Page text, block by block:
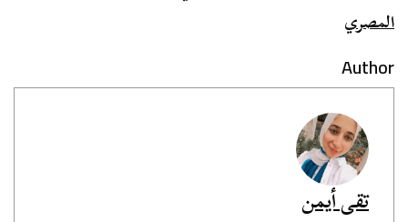
المصري
Author
تقى أيمن